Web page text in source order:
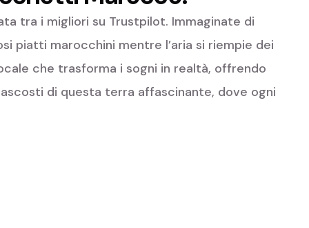
tra i migliori su Trustpilot. Immaginate di
piatti marocchini mentre l’aria si riempie dei
che trasforma i sogni in realtà, offrendo
di questa terra affascinante, dove ogni